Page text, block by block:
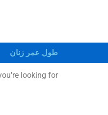
طول عمر زنان
looking for.